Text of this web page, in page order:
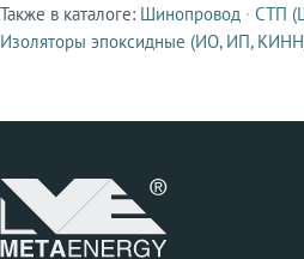
Смежные продукты
Также в каталоге: Шинопровод · СТП
Изоляторы эпоксидные (ИО, ИП,